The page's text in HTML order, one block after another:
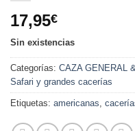
17,95€
Sin existencias
Categorías: CAZA GENERAL
Safari y grandes cacerías
Etiquetas: americanas,